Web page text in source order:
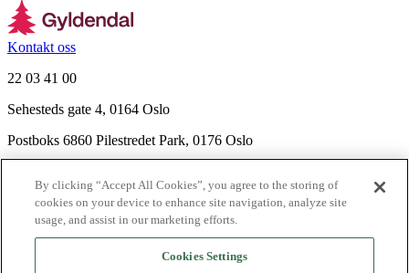
Kontakt oss
22 03 41 00
Sehesteds gate 4, 0164 Oslo
Postboks 6860 Pilestredet Park, 0176 Oslo
Nyhetsbrev
Ledige stillinger
Send inn manus
By clicking “Accept All Cookies”, you agree to the storing of
cookies on your device to enhance site navigation, analyze site
usage, and assist in our marketing efforts.
Cookies Settings